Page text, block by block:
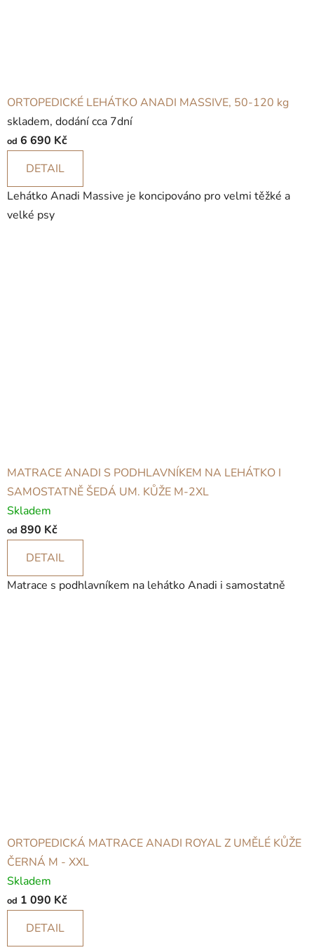
ORTOPEDICKÉ LEHÁTKO ANADI MASSIVE, 50-120 kg
skladem, dodání cca 7dní
od 6 690 Kč
DETAIL
Lehátko Anadi Massive je koncipováno pro velmi těžké a
velké psy
MATRACE ANADI S PODHLAVNÍKEM NA LEHÁTKO I
SAMOSTATNĚ ŠEDÁ UM. KŮŽE M-2XL
Skladem
od 890 Kč
DETAIL
Matrace s podhlavníkem na lehátko Anadi i samostatně
ORTOPEDICKÁ MATRACE ANADI ROYAL Z UMĚLÉ KŮŽE
ČERNÁ M - XXL
Skladem
od 1 090 Kč
DETAIL